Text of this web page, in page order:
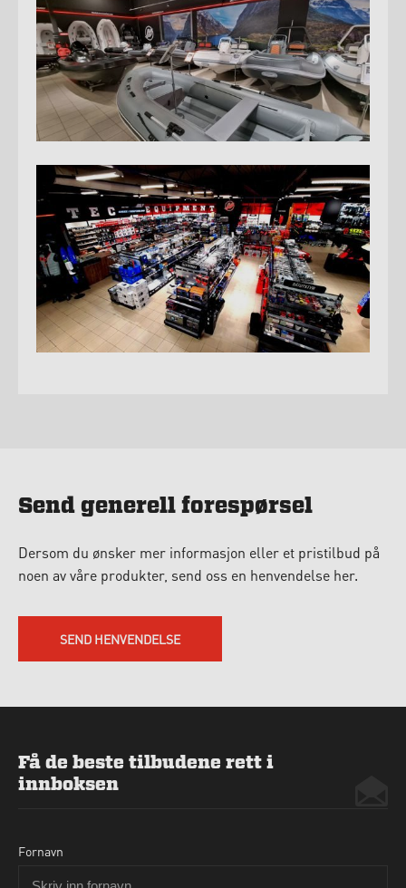
Send generell forespørsel
Dersom du ønsker mer informasjon eller et pristilbud på
noen av våre produkter, send oss en henvendelse her.
SEND HENVENDELSE
Få de beste tilbudene rett i
innboksen
Fornavn